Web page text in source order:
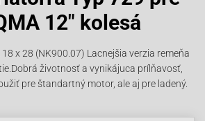
12" kolesá
18 x 28 (NK900.07) Lacnejšia verzia remeňa
životnosť a vynikájuca prílňavosť,
pre štandartný motor, ale aj pre ladený.